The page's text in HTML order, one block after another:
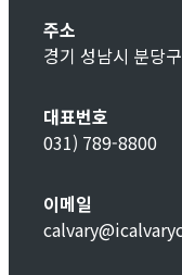
주소
경기 성남시 분당
대표번호
031) 789-8800
이메일